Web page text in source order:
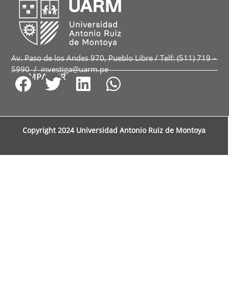
Av. Paso de los Andes 970, Pueblo Libre / Telf: (511) 719 –
5990 / investiga@uarm.pe
COMPARTIR
Copyright 2024 Universidad Antonio Ruiz de Montoya